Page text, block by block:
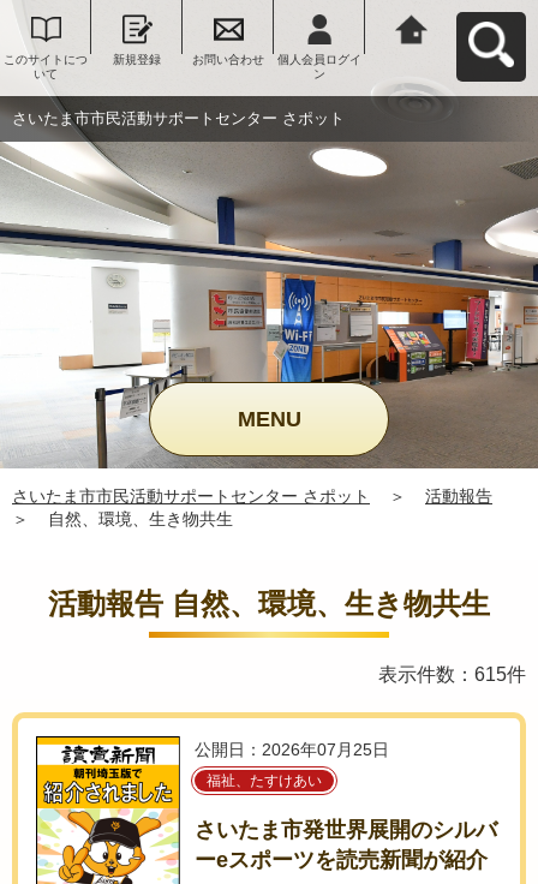
このサイトにつ
いて
新規登録 お問い合わせ
個人会員ログイ
ン
ンター さポット
へ戻る
さいたま市市民活動サポートセンター さポット
MENU
さいたま市市民活動サポートセンター さポット ＞
活動報告
＞
自然、環境、生き物共生
活動報告 自然、環境、生き物共生
表示件数：615件
公開日：2026年07月25日
福祉、たすけあい
さいたま市発世界展開のシルバ
ーeスポーツを読売新聞が紹介